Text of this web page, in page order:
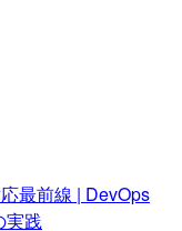
最前線 | DevOps
実践